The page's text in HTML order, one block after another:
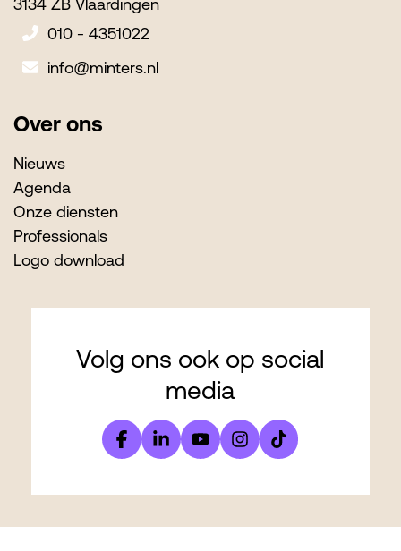
3134 ZB Vlaardingen
010 - 4351022
info@minters.nl
Over ons
Nieuws
Agenda
Onze diensten
Professionals
Logo download
Volg ons ook op social
media